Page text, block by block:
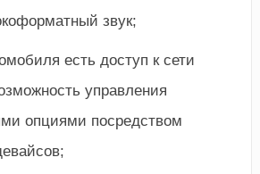
звук;
есть доступ к сети
управления
опциями посредством